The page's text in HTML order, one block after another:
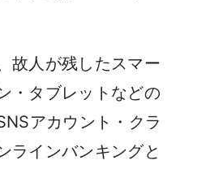
故人が残したスマー
・タブレットなどの
アカウント・クラ
ラインバンキングと